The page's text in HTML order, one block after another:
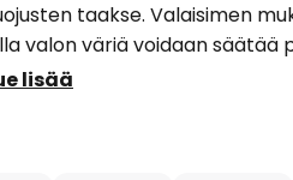
taakse. Valaisimen
valon väriä voidaan
ja valoa voidaan
lisää